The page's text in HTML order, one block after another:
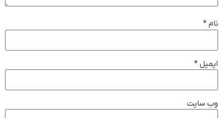
نام *
ایمیل *
وب‌ سایت